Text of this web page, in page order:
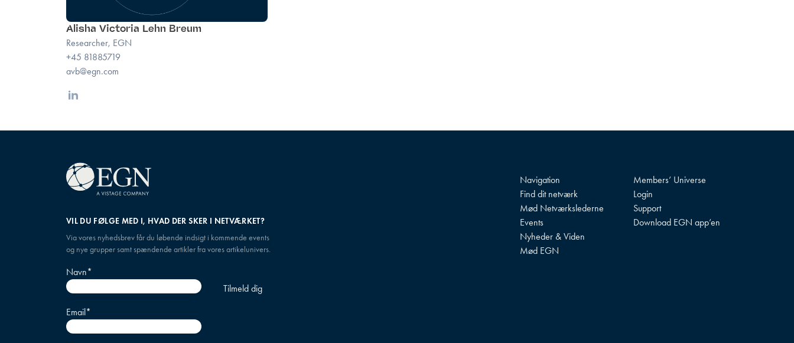
Alisha Victoria Lehn Breum
Researcher, EGN
+45 81885719
avb@egn.com
Linkedin
VIL DU FØLGE MED I, HVAD DER SKER I NETVÆRKET?
Via vores nyhedsbrev får du løbende indsigt i kommende events
og nye grupper samt spændende artikler fra vores artikelunivers.
Navn*
Email *
Navigation
Find dit netværk
Mød Netværkslederne
Events
Nyheder & Viden
Mød EGN
Members’ Universe
Login
Support
Download EGN app’en